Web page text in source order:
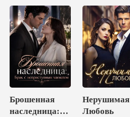
Брошенная
наследница:
Нерушимая
Любовь